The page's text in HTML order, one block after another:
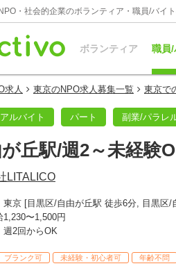
・社会的企業のボランティア・職員/バイ
ボランティア 職員/
求人 東京のNPO求人募集一覧 東京で
アルバイト パート 副業/パラレ
が丘駅/週2～未経
LITALICO
1,230〜1,500円
週2回からOK
ブランク可 未経験・初心者可 年齢不問